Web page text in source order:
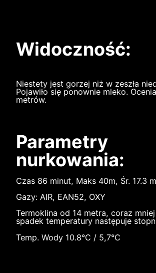
Widoczność:
Niestety jest gorzej niż w zeszła
Pojawiło się ponownie mleko.
metrów.
Parametry
nurkowania:
Czas 86 minut, Maks 40m, Śr. 17.3
Gazy: AIR, EAN52, OXY
Termoklina od 14 metra, coraz
spadek temperatury następuje
Temp. Wody 10.8°C / 5,7°C